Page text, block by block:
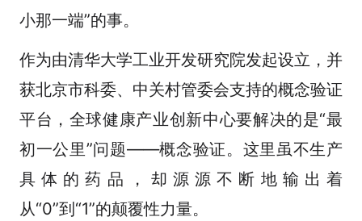
小那一端”的事。
作为由清华大学工业开发研究院发起设立，并
获北京市科委、中关村管委会支持的概念验证
平台，全球健康产业创新中心要解决的是“最
初一公里”问题——概念验证。这里虽不生产
具体的药品，却源源不断地输出着
从“0”到“1”的颠覆性力量。